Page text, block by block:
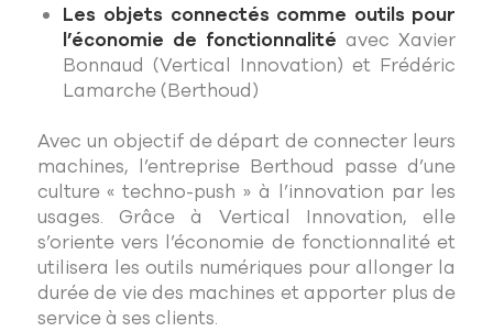
Les objets connectés comme outils pour
l’économie de fonctionnalité avec Xavier
Bonnaud (Vertical Innovation) et Frédéric
Lamarche (Berthoud)
Avec un objectif de départ de connecter leurs
machines, l’entreprise Berthoud passe d’une
culture « techno-push » à l’innovation par les
usages. Grâce à Vertical Innovation, elle
s’oriente vers l’économie de fonctionnalité et
utilisera les outils numériques pour allonger la
durée de vie des machines et apporter plus de
service à ses clients.